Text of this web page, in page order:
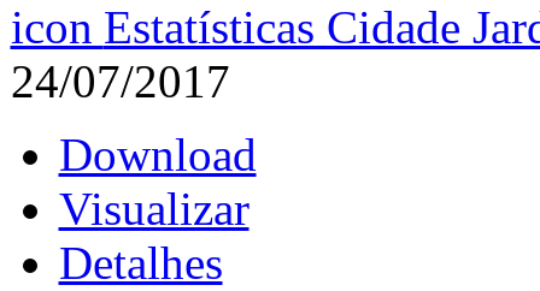
Estatísticas Cidade
24/07/2017
Download
Visualizar
Detalhes